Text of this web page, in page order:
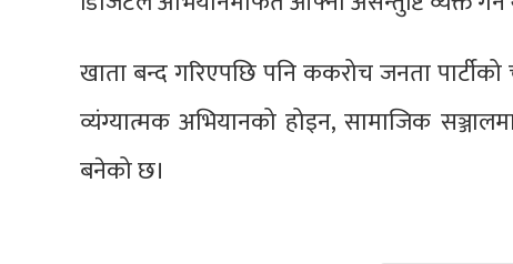
खाता बन्द गरिएपछि पनि ककरोच जनता
व्यंग्यात्मक अभियानको होइन, सामाजिक
बनेको छ।